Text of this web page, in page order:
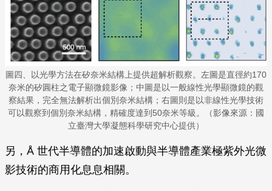
圖四、以光學方法在矽奈米結構上提供超解析觀察。左圖是直徑約170
奈米的矽圓柱之電子顯微鏡影像；中圖是以一般線性光學顯微鏡的觀
察結果，完全無法解析出個別奈米結構；右圖則是以非線性光學技術
可以觀察到個別奈米結構，精確度達到50奈米等級。（影像來源：國
立臺灣大學凝態科學研究中心提供）
另，Å 世代半導體的加速啟動與半導體產業極紫外光微
影技術的商用化息息相關。